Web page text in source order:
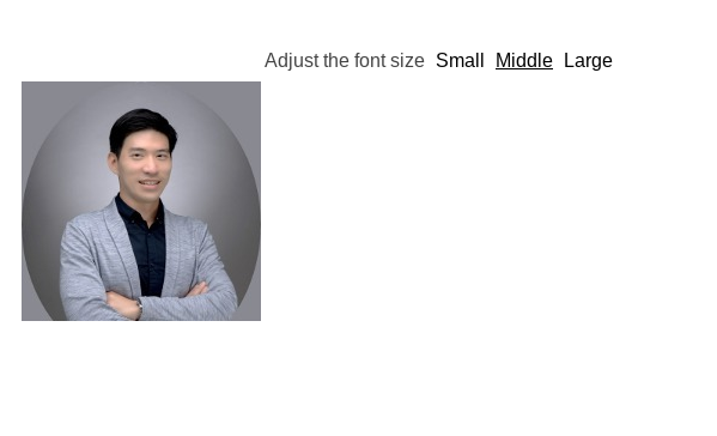
Adjust the font size Small Middle Large